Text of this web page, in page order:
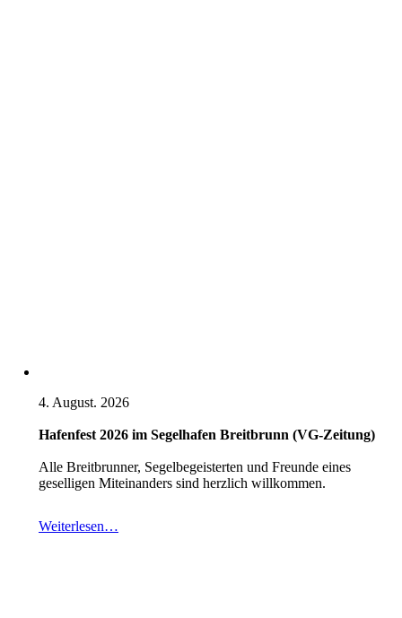
4. August. 2026
Hafenfest 2026 im Segelhafen Breitbrunn (VG-Zeitung)
Alle Breitbrunner, Segelbegeisterten und Freunde eines
geselligen Miteinanders sind herzlich willkommen.
Weiterlesen…